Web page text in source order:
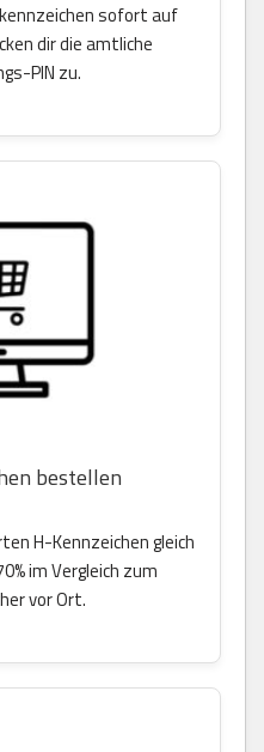
sofort auf
dir die amtliche
PIN zu.
bestellen
H-Kennzeichen gleich
im Vergleich zum
vor Ort.